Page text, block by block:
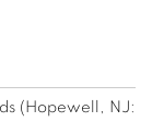
(Hopewell, NJ: